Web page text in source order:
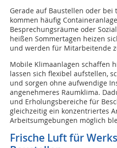
Gerade auf Baustellen oder bei
kommen häufig
Besprechungsräume oder
heißen Sommertagen heizen
und werden für Mitarbeitende
Mobile Klimaanlagen schaffen
lassen sich flexibel aufstellen,
und sorgen ohne aufwendige
angenehmeres Raumklima.
und Erholungsbereiche für
gleichzeitig ein konzentriertes
Arbeitsumgebungen möglich
Frische Luft für